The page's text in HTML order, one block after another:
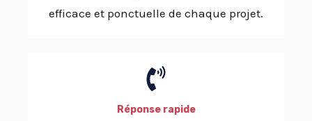
efficace et ponctuelle de chaque projet.
Réponse rapide​